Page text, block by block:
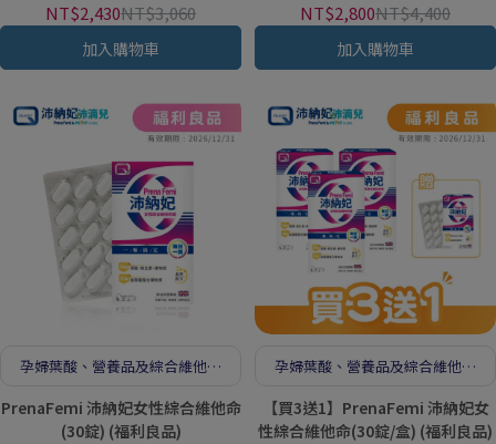
NT$2,430NT$3,060
加入購物車
NT$2,800NT$4,400
加入購物車
孕婦葉酸、營養品及綜合維他命
PrenaFemi 沛納妃女性綜合維他命
(30錠) (福利良品)
孕婦葉酸、營養品及綜合維他命
【買3送1】PrenaFemi 沛納妃女
性綜合維他命(30錠/盒) (福利良品)